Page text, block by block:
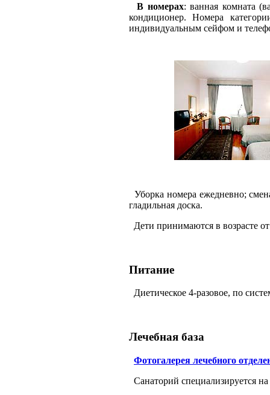
В номерах: ванная комната
кондиционер. Номера
индивидуальным сейфом и
Уборка номера ежедневно;
гладильная доска.
Дети принимаются в возрасте
Питание
Диетическое 4-разовое, по
Лечебная база
Фотогалерея лечебного
Санаторий специализируется